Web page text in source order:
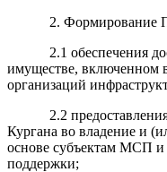
2. Формирование
2.1 обеспечения
имуществе, включенном
организаций
2.2
Кургана во владение и
основе субъектам МСП и
поддержки;